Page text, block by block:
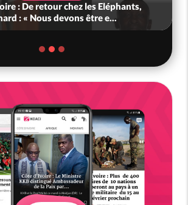
: De retour chez les Eléphants,
: « Nous devons être e...